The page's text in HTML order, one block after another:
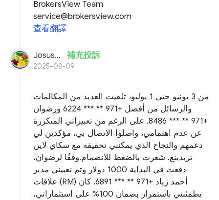
BrokersView Team
service@brokersview.com
查看翻譯
Josusteve 補充投訴
2025-08-09
من 3 يونيو حتى 1 يوليو، تلقيت العديد من المكالمات
والرسائل من أفصل +971 ** *** 6224 ورضوان
+971 ** *** 8486. على الرغم من تعبيراتي المتكررة
عن عدم اهتمامي، واصلوا الاتصال بي، مؤكدين لي
دعمهم والنجاح الذي يمكنني تحقيقه مع سكاي لاين
تريدينغ. شعرت بالضغط للانضمام.وفقًا لرضوان،
دفعت في البداية 1000 دولار وتم تعييني مدير
علاقات (RM) أحمد زياد +971 ** *** 6891. كان
يطمئنني باستمرار بضمان 100% على استثماراتي،